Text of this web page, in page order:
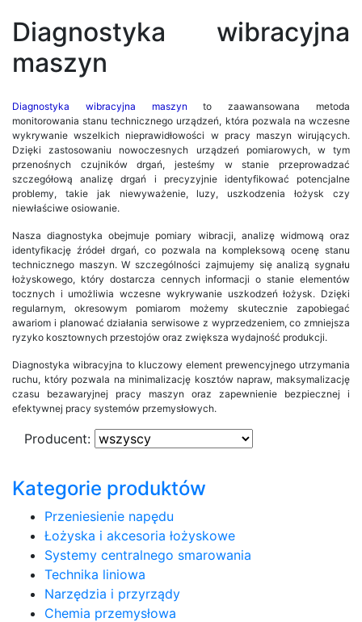
Producent:
Kategorie produktów
Przeniesienie napędu
Łożyska i akcesoria łożyskowe
Systemy centralnego smarowania
Technika liniowa
Narzędzia i przyrządy
Chemia przemysłowa
Diagnostyka wibracyjna
maszyn
Diagnostyka wibracyjna maszyn to zaawansowana metoda
monitorowania stanu technicznego urządzeń, która pozwala na wczesne
wykrywanie wszelkich nieprawidłowości w pracy maszyn wirujących.
Dzięki zastosowaniu nowoczesnych urządzeń pomiarowych, w tym
przenośnych czujników drgań, jesteśmy w stanie przeprowadzać
szczegółową analizę drgań i precyzyjnie identyfikować potencjalne
problemy, takie jak niewyważenie, luzy, uszkodzenia łożysk czy
niewłaściwe osiowanie.
Nasza diagnostyka obejmuje pomiary wibracji, analizę widmową oraz
identyfikację źródeł drgań, co pozwala na kompleksową ocenę stanu
technicznego maszyn. W szczególności zajmujemy się analizą sygnału
łożyskowego, który dostarcza cennych informacji o stanie elementów
tocznych i umożliwia wczesne wykrywanie uszkodzeń łożysk. Dzięki
regularnym, okresowym pomiarom możemy skutecznie zapobiegać
awariom i planować działania serwisowe z wyprzedzeniem, co zmniejsza
ryzyko kosztownych przestojów oraz zwiększa wydajność produkcji.
Diagnostyka wibracyjna to kluczowy element prewencyjnego utrzymania
ruchu, który pozwala na minimalizację kosztów napraw, maksymalizację
czasu bezawaryjnej pracy maszyn oraz zapewnienie bezpiecznej i
efektywnej pracy systemów przemysłowych.